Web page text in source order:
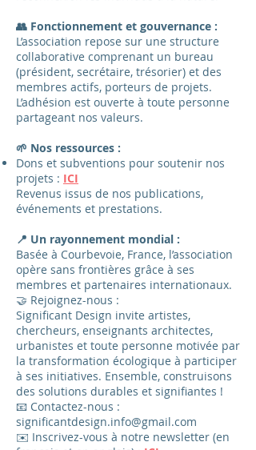
👥 Fonctionnement et gouvernance :
L’association repose sur une structure
collaborative comprenant un bureau
(président, secrétaire, trésorier) et des
membres actifs, porteurs de projets.
L’adhésion est ouverte à toute personne
partageant nos valeurs.
🌱 Nos ressources :
Dons et subventions pour soutenir nos
projets : ICI
Revenus issus de nos publications,
événements et prestations.
📍 Un rayonnement mondial :
Basée à Courbevoie, France, l’association
opère sans frontières grâce à ses
membres et partenaires internationaux.
🤝 Rejoignez-nous :
Significant Design invite artistes,
chercheurs, enseignants architectes,
urbanistes et toute personne motivée par
la transformation écologique à participer
à ses initiatives. Ensemble, construisons
des solutions durables et signifiantes !
📧 Contactez-nous :
significantdesign.info@gmail.com
✉️ Inscrivez-vous à notre newsletter (en